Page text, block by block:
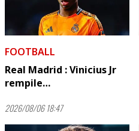
FOOTBALL
Real Madrid : Vinicius Jr
rempile…
2026/08/06 18:47